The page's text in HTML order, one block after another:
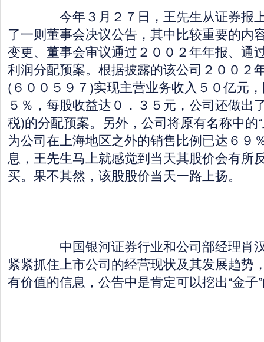
今年３月２７日，王先生从证券报上
了一则董事会决议公告，其中比较重要的内
变更、董事会审议通过２００２年年报、通
利润分配预案。根据披露的该公司２００２
(６００５９７)实现主营业务收入５０亿元
５％，每股收益达０．３５元，公司还做出
税)的分配预案。另外，公司将原有名称中的
为公司在上海地区之外的销售比例已达６９
息，王先生马上就感觉到当天其股价会有所
买。果不其然，该股股价当天一路上扬。
中国银河证券行业和公司部经理肖汉
紧紧抓住上市公司的经营现状及其发展趋势
有价值的信息，公告中是肯定可以挖出“金子